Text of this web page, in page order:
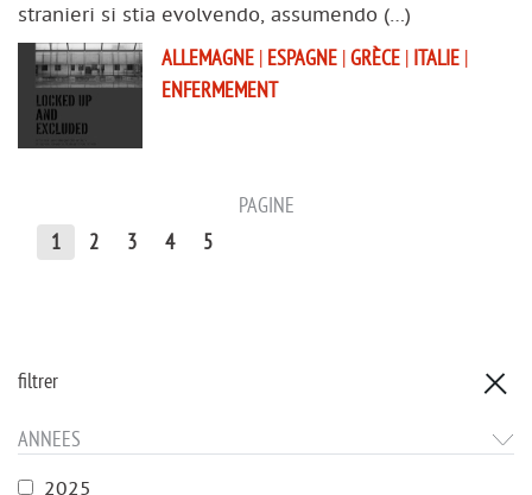
filtrer
ANNEES
2025
stranieri si stia evolvendo, assumendo (…)
ALLEMAGNE | ESPAGNE |GRÈCE | ITALIE |
ENFERMEMENT
PAGINE
1
2 3 4 5